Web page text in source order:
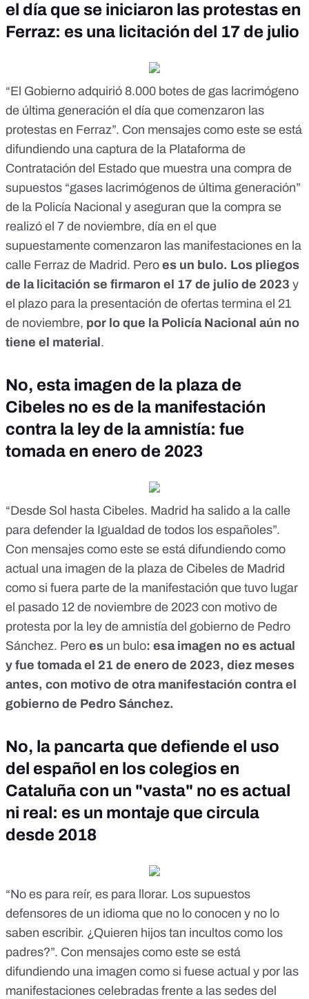
el día que se iniciaron las protestas en
Ferraz: es una licitación del 17 de julio
“El Gobierno adquirió 8.000 botes de gas lacrimógeno
de última generación el día que comenzaron las
protestas en Ferraz”. Con mensajes como este se está
difundiendo una captura de la Plataforma de
Contratación del Estado que muestra una compra de
supuestos “gases lacrimógenos de última generación”
de la Policía Nacional y aseguran que la compra se
realizó el 7 de noviembre, día en el que
supuestamente comenzaron las manifestaciones en la
calle Ferraz de Madrid. Pero es un bulo. Los pliegos
de la licitación se firmaron el 17 de julio de 2023 y
el plazo para la presentación de ofertas termina el 21
de noviembre, por lo que la Policía Nacional aún no
tiene el material .
No, esta imagen de la plaza de
Cibeles no es de la manifestación
contra la ley de la amnistía: fue
tomada en enero de 2023
“Desde Sol hasta Cibeles. Madrid ha salido a la calle
para defender la Igualdad de todos los españoles”.
Con mensajes como este se está difundiendo como
actual una imagen de la plaza de Cibeles de Madrid
como si fuera parte de la manifestación que tuvo lugar
el pasado 12 de noviembre de 2023 con motivo de
protesta por la ley de amnistía del gobierno de Pedro
Sánchez. Pero es un bulo: esa imagen no es actual
y fue tomada el 21 de enero de 2023, diez meses
antes, con motivo de otra manifestación contra el
gobierno de Pedro Sánchez.
No, la pancarta que defiende el uso
del español en los colegios en
Cataluña con un "vasta" no es actual
ni real: es un montaje que circula
desde 2018
“No es para reír, es para llorar. Los supuestos
defensores de un idioma que no lo conocen y no lo
saben escribir. ¿Quieren hijos tan incultos como los
padres?”. Con mensajes como este se está
difundiendo una imagen como si fuese actual y por las
manifestaciones celebradas frente a las sedes del